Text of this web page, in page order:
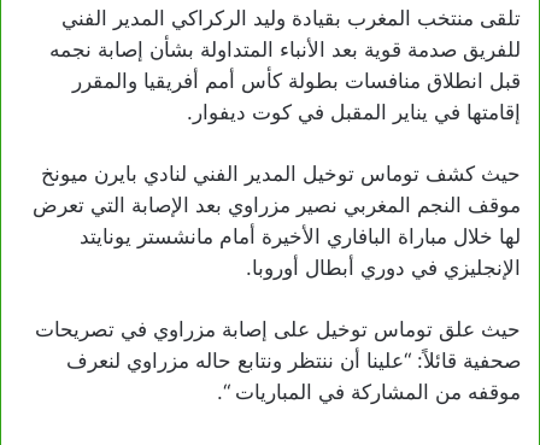
تلقى منتخب المغرب بقيادة وليد الركراكي المدير الفني
للفريق صدمة قوية بعد الأنباء المتداولة بشأن إصابة نجمه
قبل انطلاق منافسات بطولة كأس أمم أفريقيا والمقرر
إقامتها في يناير المقبل في كوت ديفوار.
حيث كشف توماس توخيل المدير الفني لنادي بايرن ميونخ
موقف النجم المغربي نصير مزراوي بعد الإصابة التي تعرض
لها خلال مباراة البافاري الأخيرة أمام مانشستر يونايتد
الإنجليزي في دوري أبطال أوروبا.
حيث علق توماس توخيل على إصابة مزراوي في تصريحات
صحفية قائلاً: “علينا أن ننتظر ونتابع حاله مزراوي لنعرف
موقفه من المشاركة في المباريات “.